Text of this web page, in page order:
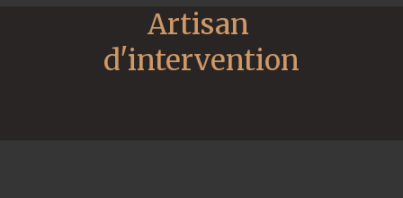
Artisan
d'intervention